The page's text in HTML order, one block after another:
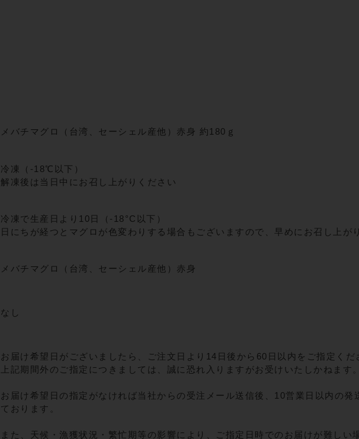
メバチマグロ（台湾、セーシェル産他）赤身 約180ｇ
冷凍（-18℃以下）
解凍後は当日中にお召し上がりください
冷凍で生産日より10日（-18°C以下）
日にちが経つとマグロが色変わりする場合もございますので、早めにお召し上が
メバチマグロ（台湾、セーシェル産他）赤身
なし
お届け希望日がございましたら、ご注文日より14日後から60日以内をご指定くだ
上記期間外のご指定につきましては、誠に恐れ入りますがお受けいたしかねます。
お届け希望日の指定がなければ当社からの受注メール送信後、10営業日以内の発
ております。
また、天候・漁獲状況・繁忙期等の影響により、ご指定日時でのお届けが難しい